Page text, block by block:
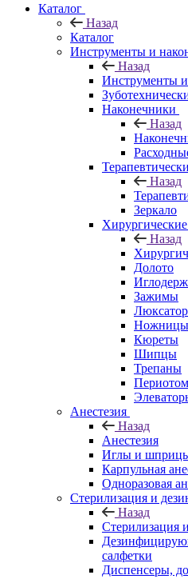
Каталог
Назад
Каталог
Инструменты и
Назад
Инструменты
Наконечники
Назад
Назад
Зеркало
Назад
Долото
Зажимы
Ножницы
Кюреты
Шипцы
Трепаны
Анестезия
Назад
Анестезия
Иглы и
Карпульная
Одноразовая
Стерилизация и
Назад
Стерилизация
салфетки
Диспенсеры,